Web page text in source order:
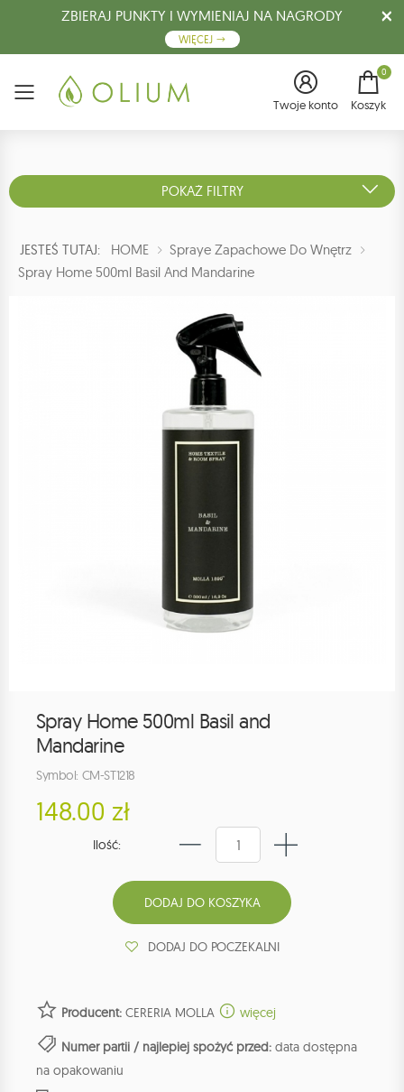
ZBIERAJ PUNKTY I WYMIENIAJ NA NAGRODY
WIĘCEJ
Menu Twoje konto
0
Koszyk
POKAŻ FILTRY
JESTEŚ TUTAJ: HOME
Spraye Zapachowe Do Wnętrz
Spray Home 500ml Basil And Mandarine
Spray Home 500ml Basil and
Mandarine
Symbol: CM-ST1218
148.00 zł
Ilość:
DODAJ DO POCZEKALNI
Producent: CERERIA MOLLA więcej
Numer partii / najlepiej spożyć przed: data dostępna
na opakowaniu